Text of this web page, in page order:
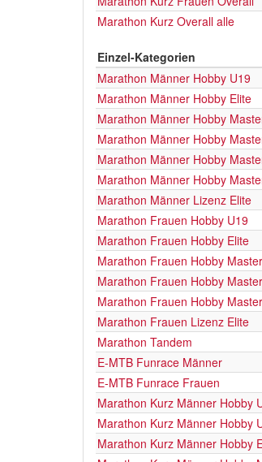
Marathon Kurz Overall alle
Einzel-Kategorien
Marathon Männer Hobby U19
Marathon Männer Hobby Elite
Marathon Männer Hobby
Marathon Männer Hobby
Marathon Männer Hobby
Marathon Männer Hobby
Marathon Männer Lizenz Elite
Marathon Frauen Hobby U19
Marathon Frauen Hobby Elite
Marathon Frauen Hobby
Marathon Frauen Hobby
Marathon Frauen Hobby
Marathon Frauen Lizenz Elite
Marathon Tandem
E-MTB Funrace Männer
E-MTB Funrace Frauen
Marathon Kurz Männer Hobby
Marathon Kurz Männer Hobby
Marathon Kurz Männer Hobby